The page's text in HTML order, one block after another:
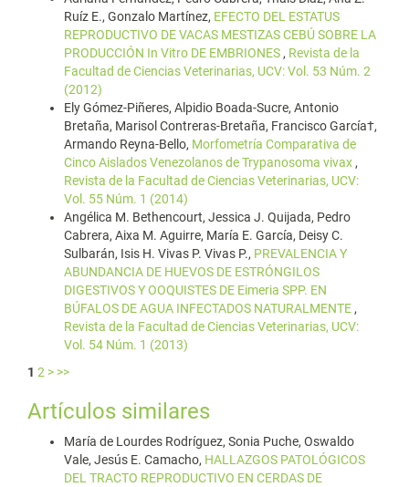
Ruíz E., Gonzalo Martínez, EFECTO DEL ESTATUS
REPRODUCTIVO DE VACAS MESTIZAS CEBÚ SOBRE LA
PRODUCCIÓN In Vitro DE EMBRIONES, Revista de la
Facultad de Ciencias Veterinarias, UCV: Vol. 53 Núm. 2
(2012)
Ely Gómez-Piñeres, Alpidio Boada-Sucre, Antonio
Bretaña, Marisol Contreras-Bretaña, Francisco García†,
Armando Reyna-Bello, Morfometría Comparativa de
Cinco Aislados Venezolanos de Trypanosoma vivax,
Revista de la Facultad de Ciencias Veterinarias, UCV:
Vol. 55 Núm. 1 (2014)
Angélica M. Bethencourt, Jessica J. Quijada, Pedro
Cabrera, Aixa M. Aguirre, María E. García, Deisy C.
Sulbarán, Isis H. Vivas P. Vivas P., PREVALENCIA Y
ABUNDANCIA DE HUEVOS DE ESTRÓNGILOS
DIGESTIVOS Y OOQUISTES DE Eimeria SPP. EN
BÚFALOS DE AGUA INFECTADOS NATURALMENTE,
Revista de la Facultad de Ciencias Veterinarias, UCV:
Vol. 54 Núm. 1 (2013)
1 2 > >>
Artículos similares
María de Lourdes Rodríguez, Sonia Puche, Oswaldo
Vale, Jesús E. Camacho, HALLAZGOS PATOLÓGICOS
DEL TRACTO REPRODUCTIVO EN CERDAS DE